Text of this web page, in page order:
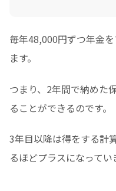
毎年48,000円ずつ年金
ます。
つまり、2年間で納めた
ることができるのです。
3年目以降は得をする計
るほどプラスになってい